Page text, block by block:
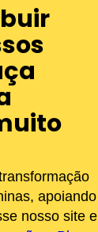
apoiando
nosso site e